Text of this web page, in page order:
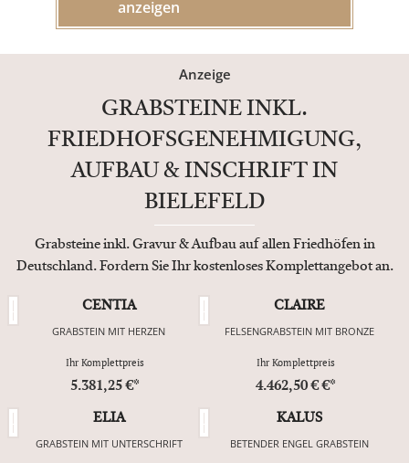
anzeigen
Anzeige
GRABSTEINE INKL.
FRIEDHOFSGENEHMIGUNG,
AUFBAU & INSCHRIFT IN
BIELEFELD
Grabsteine inkl. Gravur & Aufbau auf allen Friedhöfen in
Deutschland. Fordern Sie Ihr kostenloses Komplettangebot an.
CENTIA
GRABSTEIN MIT HERZEN
Ihr Komplettpreis
5.381,25 €*
CLAIRE
FELSENGRABSTEIN MIT BRONZE
Ihr Komplettpreis
4.462,50 € €*
ELIA
GRABSTEIN MIT UNTERSCHRIFT
KALUS
BETENDER ENGEL GRABSTEIN